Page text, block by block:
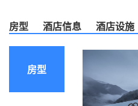
房型 酒店信息 酒店设施
房型